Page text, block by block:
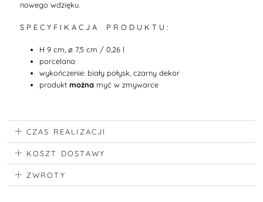
nowego wdzięku.
S P E C Y F I K A C J A P R O D U K T U :
H 9 cm, ø 7,5 cm / 0,26 l
porcelana
wykończenie: biały połysk, czarny dekor
produkt można myć w zmywarce
CZAS REALIZACJI
KOSZT DOSTAWY
ZWROTY